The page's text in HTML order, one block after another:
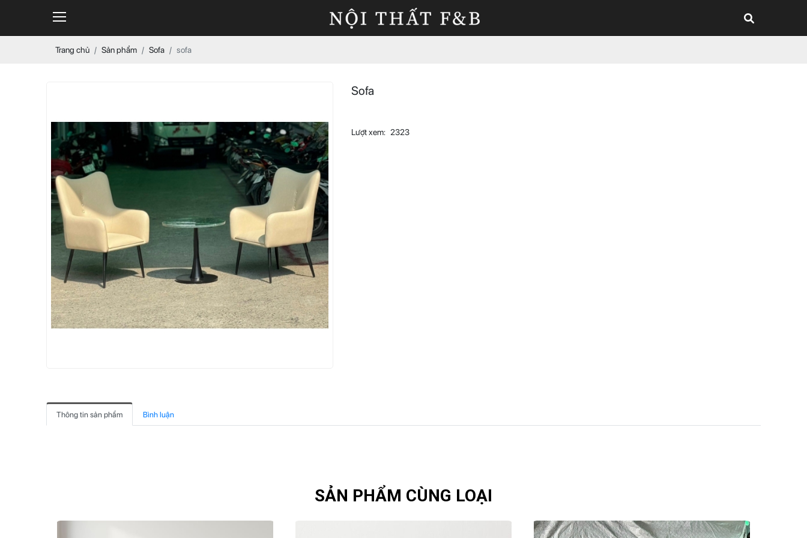
Trang chủ Sản phẩm Sofa sofa
Sofa
Lượt xem: 2323
Thông tin sản phẩm Bình luận
SẢN PHẨM CÙNG LOẠI